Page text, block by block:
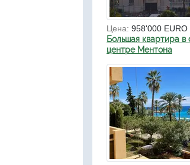
Цена: 958'000 EURO
Большая квартира в
центре Ментона